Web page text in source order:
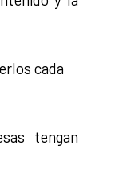
cada
tengan